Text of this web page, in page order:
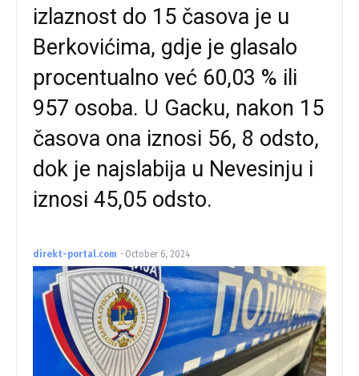
izlaznost do 15 časova je u
Berkovićima, gdje je glasalo
procentualno već 60,03 % ili
957 osoba. U Gacku, nakon 15
časova ona iznosi 56, 8 odsto,
dok je najslabija u Nevesinju i
iznosi 45,05 odsto.
direkt-portal.com - October 6, 2024